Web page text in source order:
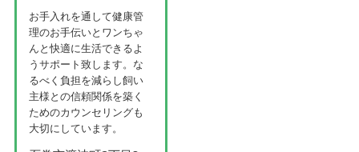
お手入れを通して健康管
理のお手伝いとワンちゃ
んと快適に生活できるよ
うサポート致します。な
るべく負担を減らし飼い
主様との信頼関係を築く
ためのカウンセリングも
大切にしています。